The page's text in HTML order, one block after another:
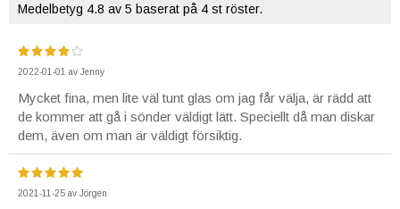
Medelbetyg 4.8 av 5 baserat på 4 st röster.
2022-01-01 av Jenny
Mycket fina, men lite väl tunt glas om jag får välja, är rädd att
de kommer att gå i sönder väldigt lätt. Speciellt då man diskar
dem, även om man är väldigt försiktig.
2021-11-25 av Jörgen